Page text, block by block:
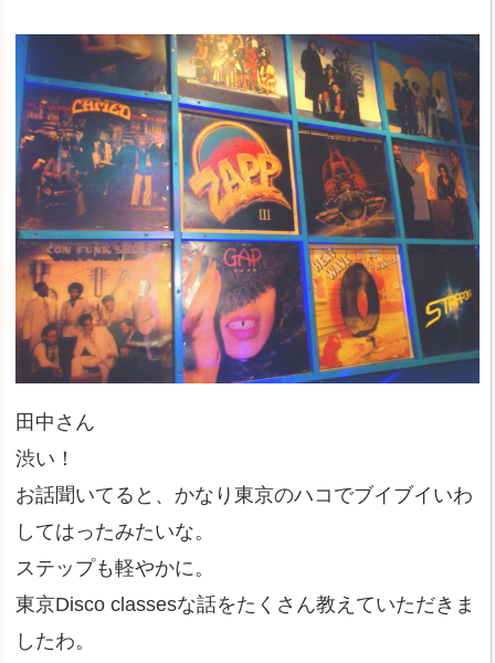
田中さん
渋い！
お話聞いてると、かなり東京のハコでブイブイいわ
してはったみたいな。
ステップも軽やかに。
東京Disco classesな話をたくさん教えていただきま
したわ。